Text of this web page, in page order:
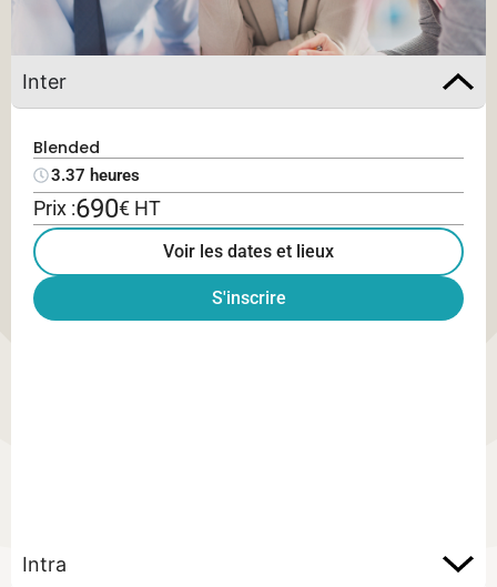
Inter
Blended
3.37 heures
Prix :690€ HT
Voir les dates et lieux
S'inscrire
Intra